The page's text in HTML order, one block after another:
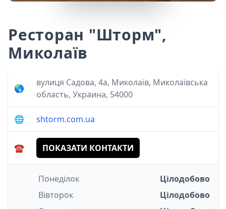
Ресторан "Шторм",
Миколаїв
🌎
вулиця Садова, 4а, Миколаїв, Миколаївська
область, Украина, 54000
🌐 shtorm.com.ua
☎️ ПОКАЗАТИ КОНТАКТИ
Понеділок
Цілодобово
Вівторок
Цілодобово